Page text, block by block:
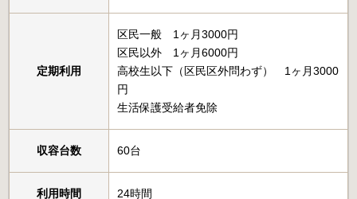
定期利用
区民一般 1ヶ月3000円
区民以外 1ヶ月6000円
高校生以下（区民区外問わず） 1ヶ月3000
円
生活保護受給者免除
収容台数 60台
利用時間 24時間